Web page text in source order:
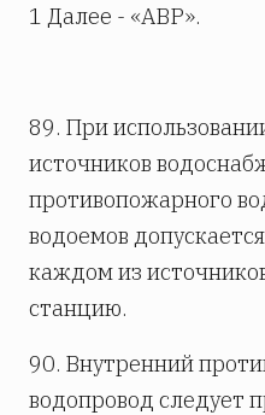
1 Далее - «АВР».
89. При
источников
противопожарного
водоемов
каждом из
станцию.
90. Внутренний
водопровод следует